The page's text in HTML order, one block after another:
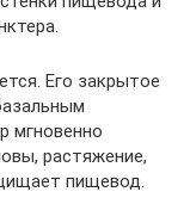
Его закрытое
мгновенно
растяжение,
пищевод.